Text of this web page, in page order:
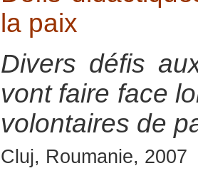
la paix
Divers défis
vont faire face
volontaires de
Cluj, Roumanie, 2007